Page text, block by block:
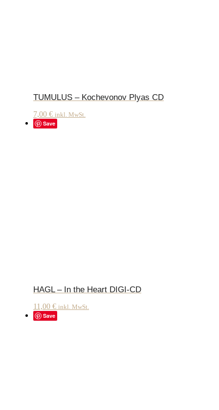
TUMULUS – Kochevonov Plyas CD
7,00 € inkl. MwSt.
Save
HAGL – In the Heart DIGI-CD
11,00 € inkl. MwSt.
Save